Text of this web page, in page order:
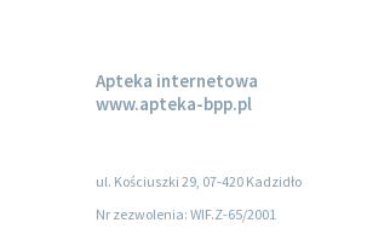
Apteka internetowa
www.apteka-bpp.pl
ul. Kościuszki 29, 07-420 Kadzidło
Nr zezwolenia: WIF.Z-65/2001